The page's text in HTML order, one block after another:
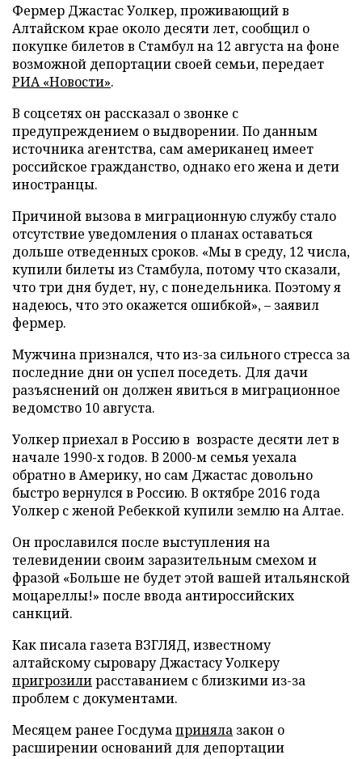
Фермер Джастас Уолкер, проживающий в
Алтайском крае около десяти лет, сообщил о
покупке билетов в Стамбул на 12 августа на фоне
возможной депортации своей семьи, передает
РИА «Новости».
В соцсетях он рассказал о звонке с
предупреждением о выдворении. По данным
источника агентства, сам американец имеет
российское гражданство, однако его жена и дети
иностранцы.
Причиной вызова в миграционную службу стало
отсутствие уведомления о планах оставаться
дольше отведенных сроков. «Мы в среду, 12 числа,
купили билеты из Стамбула, потому что сказали,
что три дня будет, ну, с понедельника. Поэтому я
надеюсь, что это окажется ошибкой», – заявил
фермер.
Мужчина признался, что из-за сильного стресса за
последние дни он успел поседеть. Для дачи
разъяснений он должен явиться в миграционное
ведомство 10 августа.
Уолкер приехал в Россию в возрасте десяти лет в
начале 1990-х годов. В 2000-м семья уехала
обратно в Америку, но сам Джастас довольно
быстро вернулся в Россию. В октябре 2016 года
Уолкер с женой Ребеккой купили землю на Алтае.
Он прославился после выступления на
телевидении своим заразительным смехом и
фразой «Больше не будет этой вашей итальянской
моцареллы!» после ввода антироссийских
санкций.
Как писала газета ВЗГЛЯД, известному
алтайскому сыровару Джастасу Уолкеру
пригрозилирасставанием с близкими из-за
проблем с документами.
Месяцем ранее Госдумаприняла закон о
расширении оснований для депортации